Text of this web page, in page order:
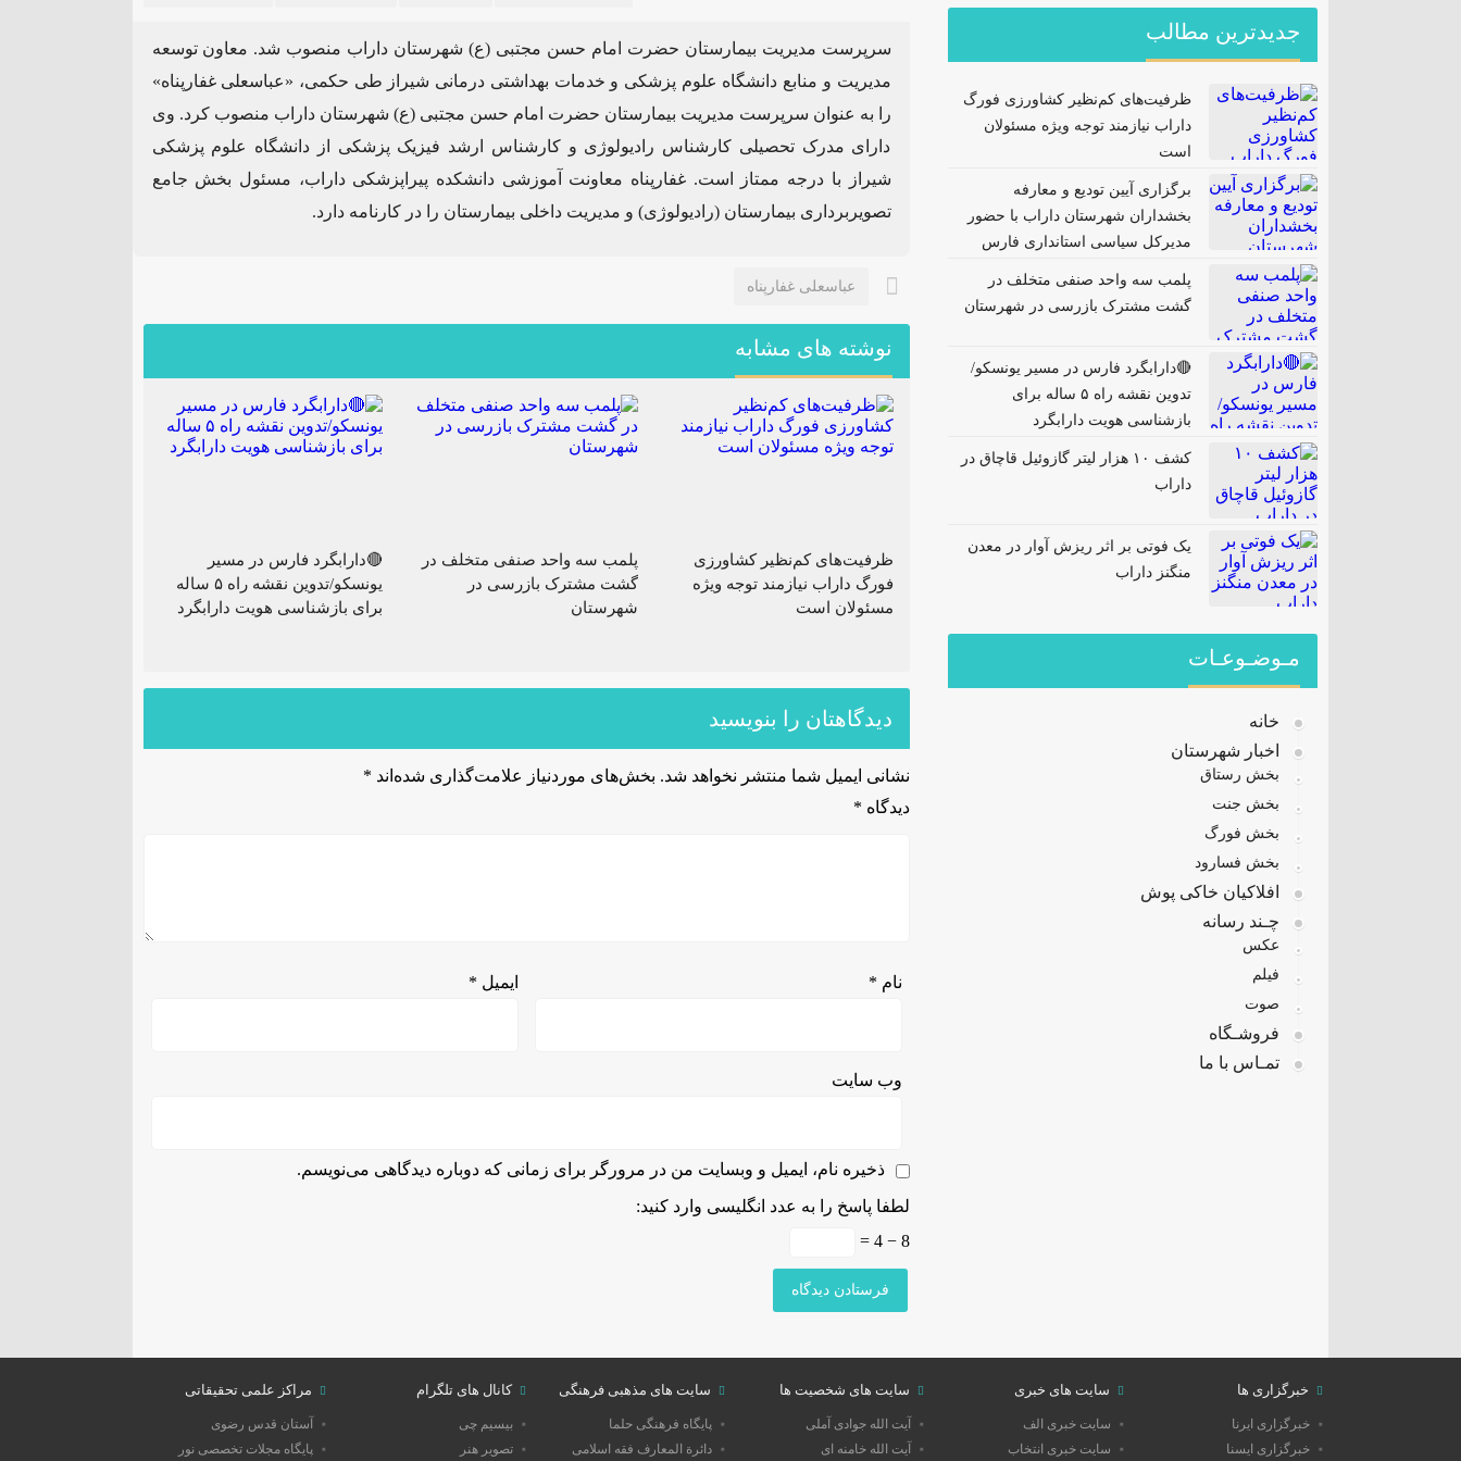
سرپرست مدیریت بیمارستان حضرت امام حسن مجتبی (ع) شهرستان داراب منصوب شد. معاون توسعه
مدیریت و منابع دانشگاه علوم پزشکی و خدمات بهداشتی درمانی شیراز طی حکمی، «عباسعلی غفارپناه»
را به عنوان سرپرست مدیریت بیمارستان حضرت امام حسن مجتبی (ع) شهرستان داراب منصوب کرد. وی
دارای مدرک تحصیلی کارشناس رادیولوژی و کارشناس ارشد فیزیک پزشکی از دانشگاه علوم پزشکی
شیراز با درجه ممتاز است. غفارپناه معاونت آموزشی دانشکده پیراپزشکی داراب، مسئول بخش جامع
تصویربرداری بیمارستان (رادیولوژی) و مدیریت داخلی بیمارستان را در کارنامه دارد.
عباسعلی غفارپناه
نوشته های مشابه
ظرفیت‌های کم‌نظیر کشاورزی
فورگ داراب نیازمند توجه ویژه
مسئولان است
پلمب سه واحد صنفی متخلف در
گشت مشترک بازرسی در
شهرستان
🔴دارابگرد فارس در مسیر
یونسکو/تدوین نقشه راه ۵ ساله
برای بازشناسی هویت دارابگرد
دیدگاهتان را بنویسید
نشانی ایمیل شما منتشر نخواهد شد. بخش‌های موردنیاز علامت‌گذاری شده‌اند *
دیدگاه *
نام * ایمیل *
وب‌ سایت
ذخیره نام، ایمیل و وبسایت من در مرورگر برای زمانی که دوباره دیدگاهی می‌نویسم.
لطفا پاسخ را به عدد انگلیسی وارد کنید:
8 − 4 =
جدیدترین مطالب
ظرفیت‌های کم‌نظیر کشاورزی فورگ
داراب نیازمند توجه ویژه مسئولان
است
برگزاری آیین تودیع و معارفه
بخشداران شهرستان داراب با حضور
مدیرکل سیاسی استانداری فارس
پلمب سه واحد صنفی متخلف در
گشت مشترک بازرسی در شهرستان
🔴دارابگرد فارس در مسیر یونسکو/
تدوین نقشه راه ۵ ساله برای
بازشناسی هویت دارابگرد
کشف ۱۰ هزار لیتر گازوئیل قاچاق در
داراب
یک فوتی بر اثر ریزش آوار در معدن
منگنز داراب
مـوضـوعـات
خانه
اخبار شهرستان
بخش رستاق
بخش جنت
بخش فورگ
بخش فسارود
افلاکیان خاکی پوش
چـند رسانه
عکس
فیلم
صوت
فروشـگاه
تمـاس با ما
خبرگزاری ها
خبرگزاری ایرنا
خبرگزاری ایسنا
سایت های خبری
سایت خبری الف
سایت خبری انتخاب
سایت های شخصیت ها
آیت الله جوادی آملی
آیت الله خامنه ای
سایت های مذهبی فرهنگی
پایگاه فرهنگی حلما
دائرة المعارف فقه اسلامی
کانال های تلگرام
بیسیم چی
تصویر هنر
مراکز علمی تحقیقاتی
آستان قدس رضوی
پایگاه مجلات تخصصی نور